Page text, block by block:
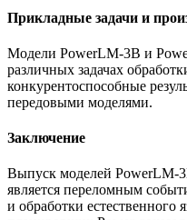
Прикладные задачи и
Модели PowerLM-3B и
различных задачах
конкурентоспособные
передовыми моделями.
Заключение
Выпуск моделей PowerLM-
является переломным
и обработки